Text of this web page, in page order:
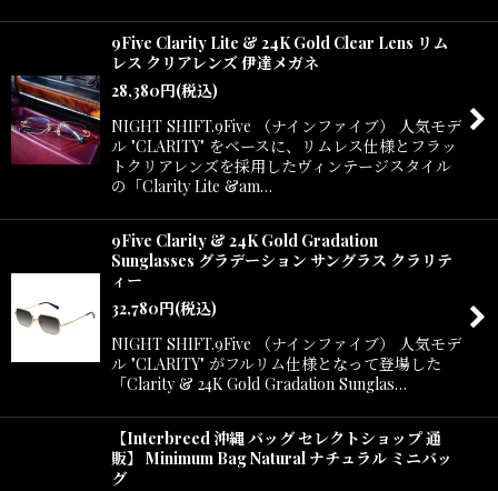
9Five Clarity Lite & 24K Gold Clear Lens リム
レス クリアレンズ 伊達メガネ
28,380円(税込)
NIGHT SHIFT.9Five （ナインファイブ） 人気モデ
ル "CLARITY" をベースに、リムレス仕様とフラッ
トクリアレンズを採用したヴィンテージスタイル
の「Clarity Lite &am…
9Five Clarity & 24K Gold Gradation
Sunglasses グラデーション サングラス クラリテ
ィー
32,780円(税込)
NIGHT SHIFT.9Five （ナインファイブ） 人気モデ
ル "CLARITY" がフルリム仕様となって登場した
「Clarity & 24K Gold Gradation Sunglas…
【Interbreed 沖縄 バッグ セレクトショップ 通
販】 Minimum Bag Natural ナチュラル ミニバッ
グ